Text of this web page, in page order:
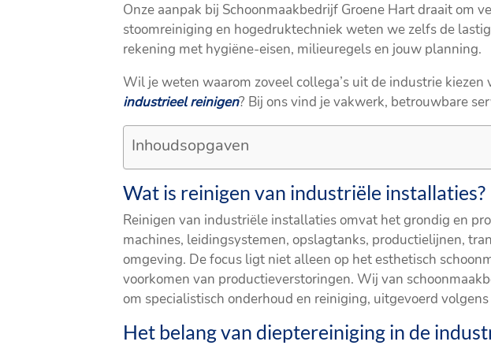
Onze aanpak bij Schoonmaakbedrijf Groene Hart draait om
stoomreiniging en hogedruktechniek weten we zelfs de
rekening met hygiëne-eisen, milieuregels en jouw planning.
Wil je weten waarom zoveel collega’s uit de industrie kiezen
industrieel reinigen? Bij ons vind je vakwerk, betrouwbare
Inhoudsopgaven
Wat is reinigen van industriële installaties?
Reinigen van industriële installaties omvat het grondig en
machines, leidingsystemen, opslagtanks, productielijnen,
omgeving. De focus ligt niet alleen op het esthetisch
voorkomen van productieverstoringen. Wij van
om specialistisch onderhoud en reiniging, uitgevoerd
Het belang van dieptereiniging in de